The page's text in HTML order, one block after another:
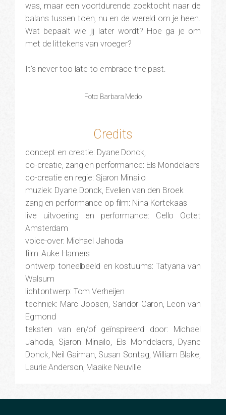
was, maar een voortdurende zoektocht naar de
balans tussen toen, nu en de wereld om je heen.
Wat bepaalt wie jij later wordt? Hoe ga je om
met de littekens van vroeger?
It’s never too late to embrace the past.​​​
Foto: Barbara Medo
Credits
​concept en creatie: Dyane Donck,
co-creatie, zang en performance: Els Mondelaers
co-creatie en regie: Sjaron Minailo
muziek: Dyane Donck, Evelien van den Broek
zang en performance op film: Nina Kortekaas
live uitvoering en performance: Cello Octet
Amsterdam
voice-over: Michael Jahoda
film: Auke Hamers
ontwerp toneelbeeld en kostuums: Tatyana van
Walsum
lichtontwerp: Tom Verheijen
techniek: Marc Joosen, Sandor Caron, Leon van
Egmond
teksten van en/of geïnspireerd door: Michael
Jahoda, Sjaron Minailo, Els Mondelaers, Dyane
Donck, Neil Gaiman, Susan Sontag, William Blake,
Laurie Anderson, Maaike Neuville